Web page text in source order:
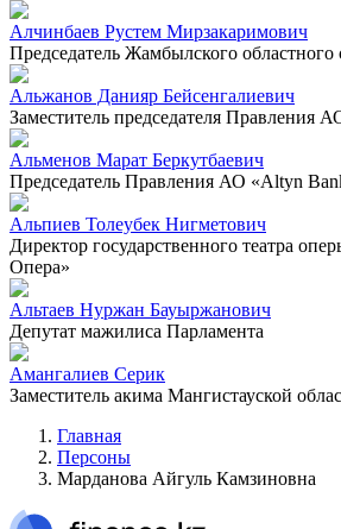
Алчинбаев Рустем Мирзакаримович
Председатель Жамбылского областного
Альжанов Данияр Бейсенгалиевич
Заместитель председателя Правления
Альменов Марат Беркутбаевич
Председатель Правления АО «Altyn
Альпиев Толеубек Нигметович
Директор государственного театра
Опера»
Альтаев Нуржан Бауыржанович
Депутат мажилиса Парламента
Амангалиев Серик
Заместитель акима Мангистауской
Главная
Персоны
Марданова Айгуль Камзиновна